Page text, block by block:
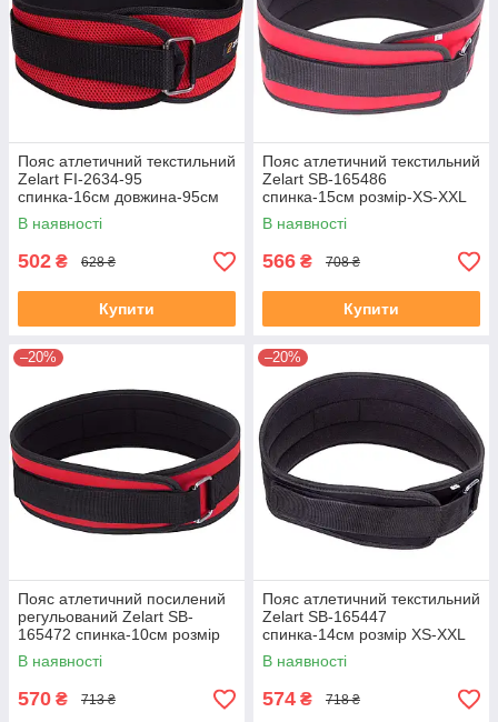
Пояс атлетичний текстильний
Zelart FI-2634-95
спинка-16см довжина-95см
червоний
В наявності
502 ₴ 628 ₴
Купити
Пояс атлетичний текстильний
Zelart SB-165486
спинка-15см розмір-XS-XXL
червоний
В наявності
566 ₴ 708 ₴
Купити
–20%
Пояс атлетичний посилений
регульований Zelart SB-
165472 спинка-10см розмір
XS-XXL червоний
В наявності
570 ₴ 713 ₴
–20%
Пояс атлетичний текстильний
Zelart SB-165447
спинка-14см розмір XS-XXL
чорний
В наявності
574 ₴ 718 ₴